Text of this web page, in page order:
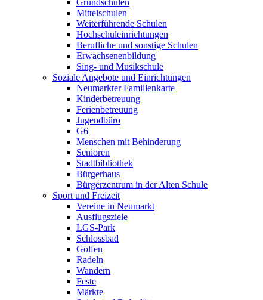
Grundschulen
Mittelschulen
Weiterführende Schulen
Hochschuleinrichtungen
Berufliche und sonstige Schulen
Erwachsenenbildung
Sing- und Musikschule
Soziale Angebote und Einrichtungen
Neumarkter Familienkarte
Kinderbetreuung
Ferienbetreuung
Jugendbüro
G6
Menschen mit Behinderung
Senioren
Stadtbibliothek
Bürgerhaus
Bürgerzentrum in der Alten Schule
Sport und Freizeit
Vereine in Neumarkt
Ausflugsziele
LGS-Park
Schlossbad
Golfen
Radeln
Wandern
Feste
Märkte